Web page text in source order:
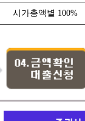
시가총액별 100%